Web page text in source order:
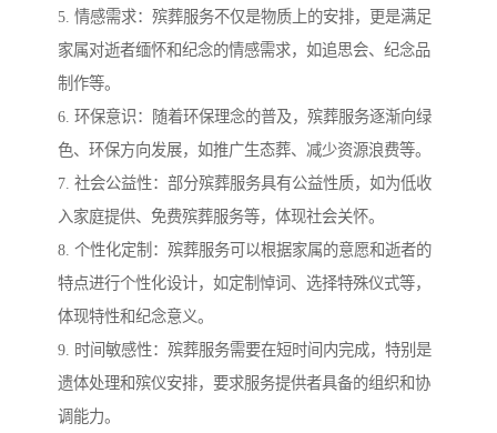
5. 情感需求：殡葬服务不仅是物质上的安排，更是满足
家属对逝者缅怀和纪念的情感需求，如追思会、纪念品
制作等。
6. 环保意识：随着环保理念的普及，殡葬服务逐渐向绿
色、环保方向发展，如推广生态葬、减少资源浪费等。
7. 社会公益性：部分殡葬服务具有公益性质，如为低收
入家庭提供、免费殡葬服务等，体现社会关怀。
8. 个性化定制：殡葬服务可以根据家属的意愿和逝者的
特点进行个性化设计，如定制悼词、选择特殊仪式等，
体现特性和纪念意义。
9. 时间敏感性：殡葬服务需要在短时间内完成，特别是
遗体处理和殡仪安排，要求服务提供者具备的组织和协
调能力。